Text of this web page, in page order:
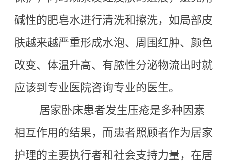
碱性的肥皂水进行清洗和擦洗，如局部皮
肤越来越严重形成水泡、周围红肿、颜色
改变、体温升高、有脓性分泌物流出时就
应该到专业医院咨询专业的医生。
居家卧床患者发生压疮是多种因素
相互作用的结果，而患者照顾者作为居家
护理的主要执行者和社会支持力量，在居